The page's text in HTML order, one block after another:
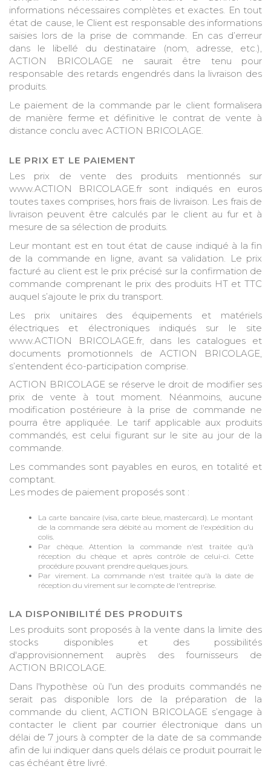
informations nécessaires complètes et exactes. En tout
état de cause, le Client est responsable des informations
saisies lors de la prise de commande. En cas d’erreur
dans le libellé du destinataire (nom, adresse, etc.),
ACTION BRICOLAGE ne saurait être tenu pour
responsable des retards engendrés dans la livraison des
produits.
Le paiement de la commande par le client formalisera
de manière ferme et définitive le contrat de vente à
distance conclu avec ACTION BRICOLAGE.
LE PRIX ET LE PAIEMENT
Les prix de vente des produits mentionnés sur
www.ACTION BRICOLAGE.fr sont indiqués en euros
toutes taxes comprises, hors frais de livraison. Les frais de
livraison peuvent être calculés par le client au fur et à
mesure de sa sélection de produits.
Leur montant est en tout état de cause indiqué à la fin
de la commande en ligne, avant sa validation. Le prix
facturé au client est le prix précisé sur la confirmation de
commande comprenant le prix des produits HT et TTC
auquel s’ajoute le prix du transport.
Les prix unitaires des équipements et matériels
électriques et électroniques indiqués sur le site
www.ACTION BRICOLAGE.fr, dans les catalogues et
documents promotionnels de ACTION BRICOLAGE,
s’entendent éco-participation comprise.
ACTION BRICOLAGE se réserve le droit de modifier ses
prix de vente à tout moment. Néanmoins, aucune
modification postérieure à la prise de commande ne
pourra être appliquée. Le tarif applicable aux produits
commandés, est celui figurant sur le site au jour de la
commande.
Les commandes sont payables en euros, en totalité et
comptant.
Les modes de paiement proposés sont :
La carte bancaire (visa, carte bleue, mastercard). Le montant
de la commande sera débité au moment de l'expédition du
colis.
Par chèque. Attention la commande n'est traitée qu'à
réception du chèque et après contrôle de celui-ci. Cette
procédure pouvant prendre quelques jours.
Par virement. La commande n'est traitée qu'à la date de
réception du virement sur le compte de l'entreprise.
LA DISPONIBILITÉ DES PRODUITS
Les produits sont proposés à la vente dans la limite des
stocks disponibles et des possibilités
d'approvisionnement auprès des fournisseurs de
ACTION BRICOLAGE.
Dans l'hypothèse où l'un des produits commandés ne
serait pas disponible lors de la préparation de la
commande du client, ACTION BRICOLAGE s’engage à
contacter le client par courrier électronique dans un
délai de 7 jours à compter de la date de sa commande
afin de lui indiquer dans quels délais ce produit pourrait le
cas échéant être livré.